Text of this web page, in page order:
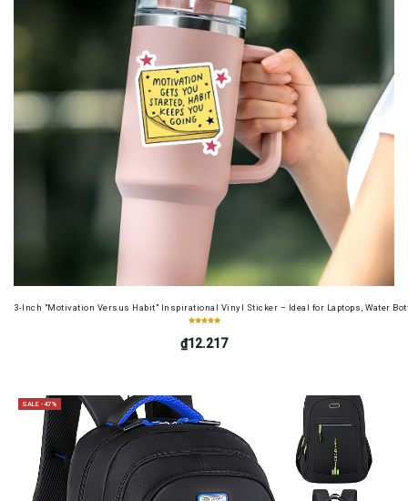
3-Inch "Motivation Versus Habit" Inspirational Vinyl Sticker – Ideal for Laptops, Water
₫12.217
SALE -47%